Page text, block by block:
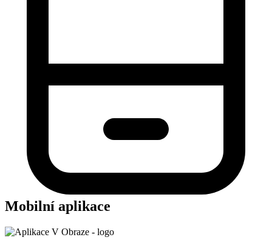
Mobilní aplikace